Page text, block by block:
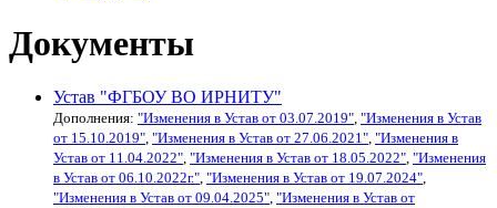
Документы
Устав "ФГБОУ ВО ИРНИТУ"
Дополнения: "Изменения в Устав от 03.07.2019", "Изменения в Устав
от 15.10.2019", "Изменения в Устав от 27.06.2021", "Изменения в
Устав от 11.04.2022", "Изменения в Устав от 18.05.2022", "Изменения
в Устав от 06.10.2022г.", "Изменения в Устав от 19.07.2024",
"Изменения в Устав от 09.04.2025", "Изменения в Устав от